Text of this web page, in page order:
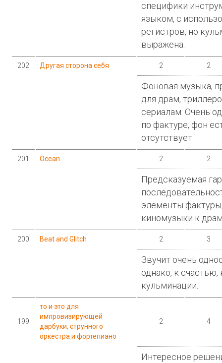
специфики
языком, с
регистров, но
выражена.
202 Другая сторона себя 2 2
Фоновая музыка,
для драм,
сериалам. Очень
по фактуре, фон
отсутствует.
201 Ocean 2 2
Предсказуемая
элементы
киномузыки к
200 Beat and Glitch 2 3
Звучит очень
однако, к
кульминации.
199
то и это для
импровизирующей
дарбуки, струнного
оркестра и фортепиано
2 4
Интересное